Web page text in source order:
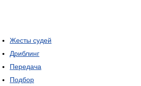
Жесты судей
Дриблинг
Передача
Подбор